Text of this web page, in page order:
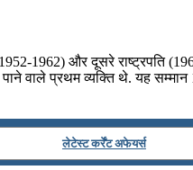
1962) और दूसरे राष्ट्रपति
पाने वाले प्रथम व्यक्ति थे. यह
लेटेस्ट कर्रेंट अफेयर्स